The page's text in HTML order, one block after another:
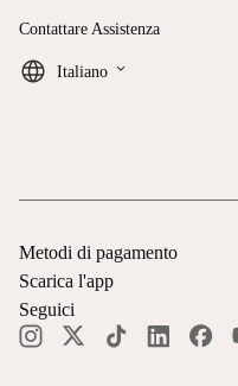
Contattare Assistenza
Italiano keyboard_arrow_down
Metodi di pagamento
Scarica l'app
Seguici